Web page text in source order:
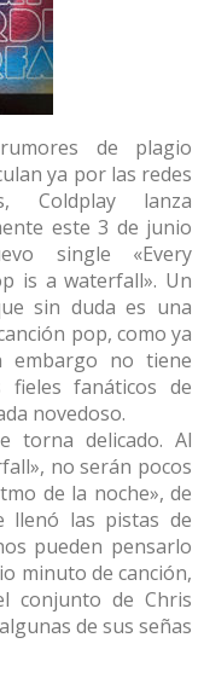
de plagio
ya por las redes
Coldplay lanza
este 3 de junio
single «Every
is a waterfall». Un
sin duda es una
pop, como ya
embargo no tiene
fanáticos de
novedoso.
torna delicado. Al
no serán pocos
de la noche», de
llenó las pistas de
pueden pensarlo
minuto de canción,
conjunto de Chris
de sus señas